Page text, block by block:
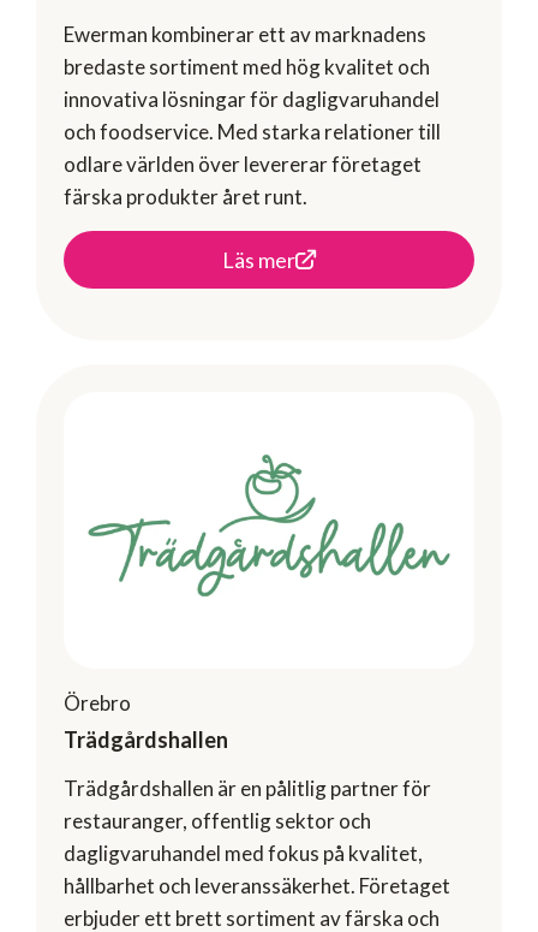
Ewerman kombinerar ett av marknadens
bredaste sortiment med hög kvalitet och
innovativa lösningar för dagligvaruhandel
och foodservice. Med starka relationer till
odlare världen över levererar företaget
färska produkter året runt.
Läs mer
Örebro
Trädgårdshallen
Trädgårdshallen är en pålitlig partner för
restauranger, offentlig sektor och
dagligvaruhandel med fokus på kvalitet,
hållbarhet och leveranssäkerhet. Företaget
erbjuder ett brett sortiment av färska och